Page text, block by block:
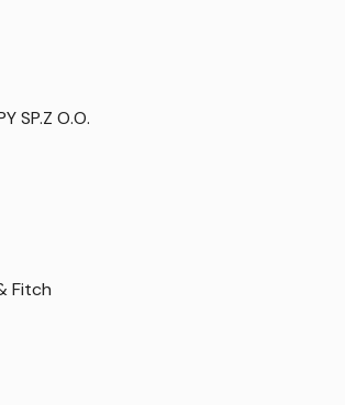
SP.Z O.O.
Fitch